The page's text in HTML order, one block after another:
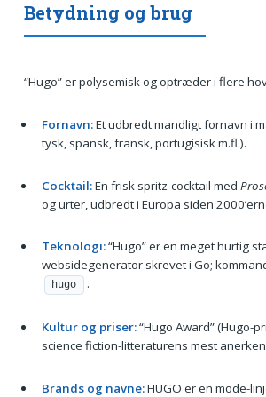
Betydning og brug
“Hugo” er polysemisk og optræder i flere
Fornavn:Et udbredt mandligt fornavn i
tysk, spansk, fransk, portugisisk m.fl.).
Cocktail:En frisk spritz-cocktail med
og urter, udbredt i Europa siden
Teknologi:“Hugo” er en meget hurtig
websidegenerator skrevet i Go;
hugo .
Kultur og priser:“Hugo Award” (Hugo-
science fiction-litteraturens mest
Brands og navne:HUGO er en mode-